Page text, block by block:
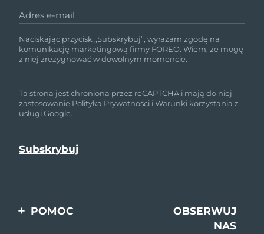
Adres e-mail
Naciskając przycisk „Subskrybuj”, wyrażam zgodę na
komunikację marketingową firmy FOREO. Wiem, że mogę
z niej zrezygnować w dowolnym momencie.
Ta strona jest chroniona przez reCAPTCHA i mają do niej
zastosowanie Polityka Prywatności iWarunki korzystania z
usługi Google.
POMOC
OBSERWUJ
NAS